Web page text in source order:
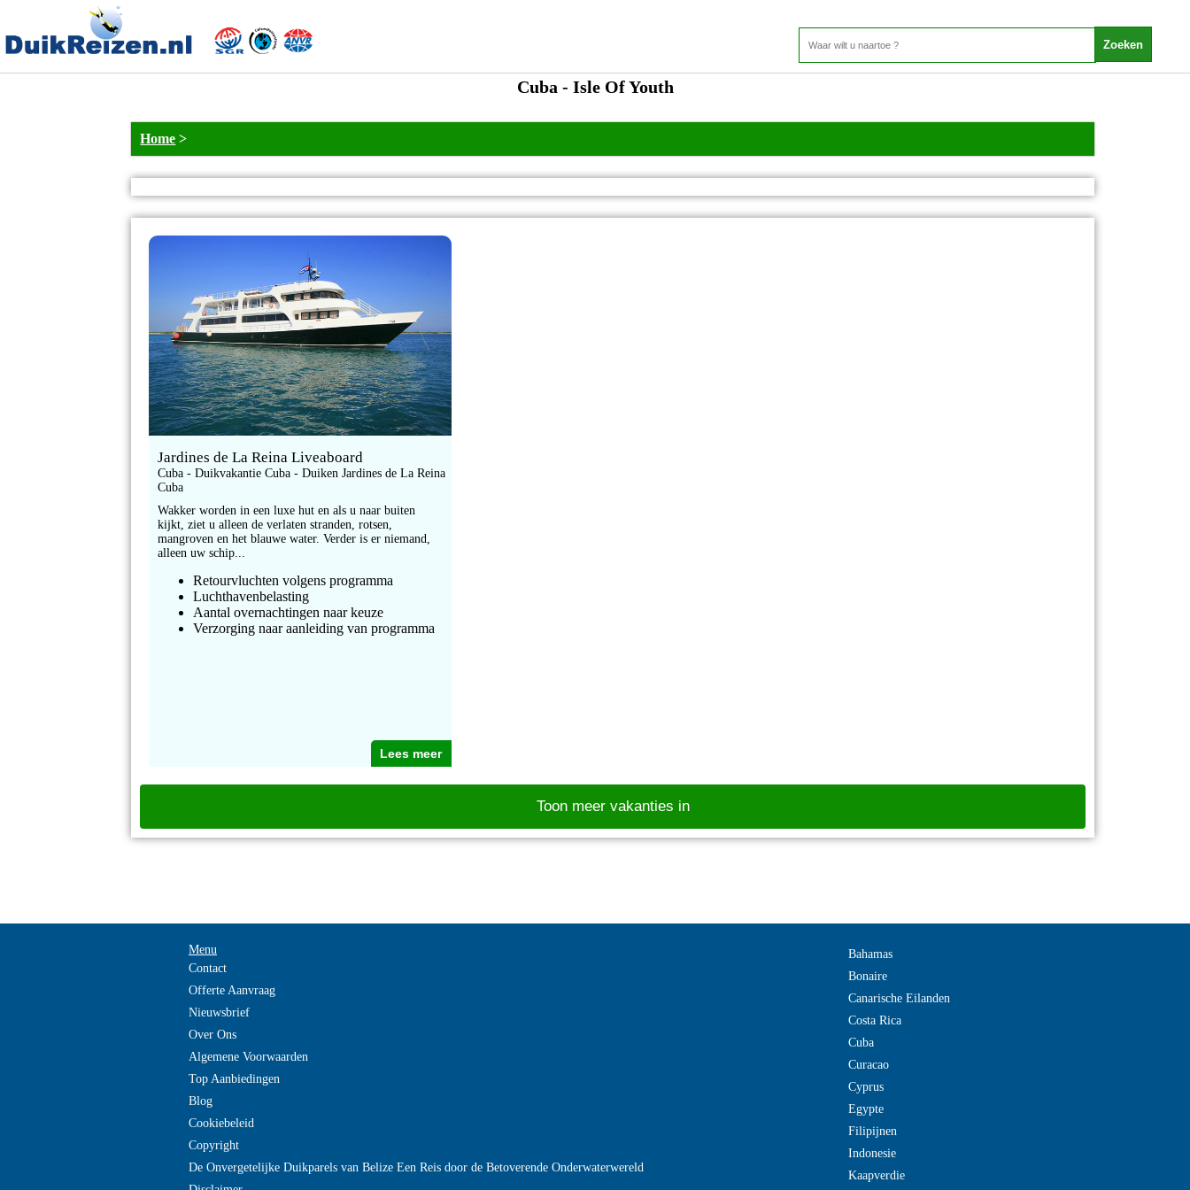
Cuba - Isle Of Youth
Home >
Jardines de La Reina Liveaboard
Cuba - Duikvakantie Cuba - Duiken Jardines de La Reina
Cuba
Wakker worden in een luxe hut en als u naar buiten
kijkt, ziet u alleen de verlaten stranden, rotsen,
mangroven en het blauwe water. Verder is er niemand,
alleen uw schip...
Retourvluchten volgens programma
Luchthavenbelasting
Aantal overnachtingen naar keuze
Verzorging naar aanleiding van programma
Lees meer
Toon meer vakanties in
Menu
Contact
Offerte Aanvraag
Nieuwsbrief
Over Ons
Algemene Voorwaarden
Top Aanbiedingen
Blog
Cookiebeleid
Copyright
De Onvergetelijke Duikparels van Belize Een Reis door de Betoverende Onderwaterwereld
Bahamas
Bonaire
Canarische Eilanden
Costa Rica
Cuba
Curacao
Cyprus
Egypte
Filipijnen
Indonesie
Kaapverdie